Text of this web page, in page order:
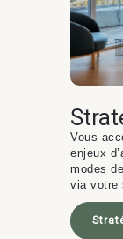
Vous
enjeux
modes
via votre